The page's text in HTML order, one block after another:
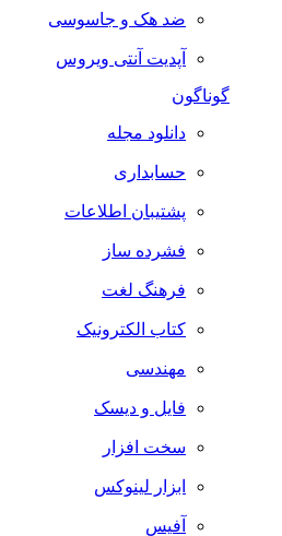
ضد هک و جاسوسی
آپدیت آنتی ویروس
گوناگون
دانلود مجله
حسابداری
پشتیبان اطلاعات
فشرده ساز
فرهنگ لغت
کتاب الکترونیک
مهندسی
فایل و دیسک
سخت افزار
ابزار لینوکس
آفیس